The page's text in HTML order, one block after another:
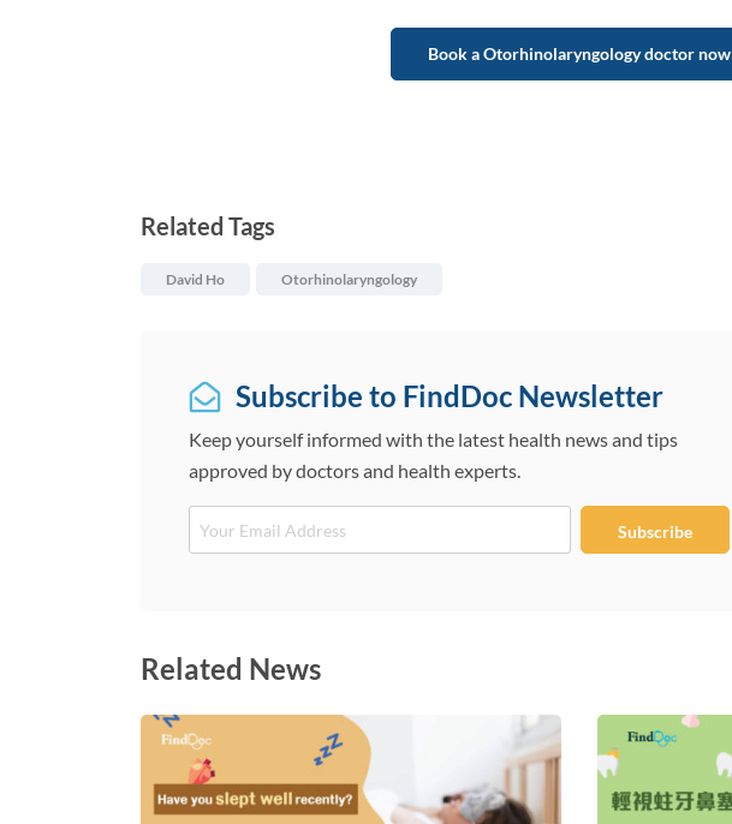
Book a Otorhinolaryngology doctor now
Related Tags
David Ho Otorhinolaryngology
Subscribe to FindDoc Newsletter
Keep yourself informed with the latest health news and tips
approved by doctors and health experts.
Subscribe
Related News